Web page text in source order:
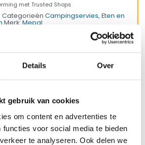
Details Over
gebruik van cookies
om content en advertenties te
functies voor social media te bieden
te analyseren. Ook delen we
met Trusted Shops
Categorieën Campingservies,Eten en
Merk:Mepal
vanaf €250,-*
mogelijk
met Trusted Shops